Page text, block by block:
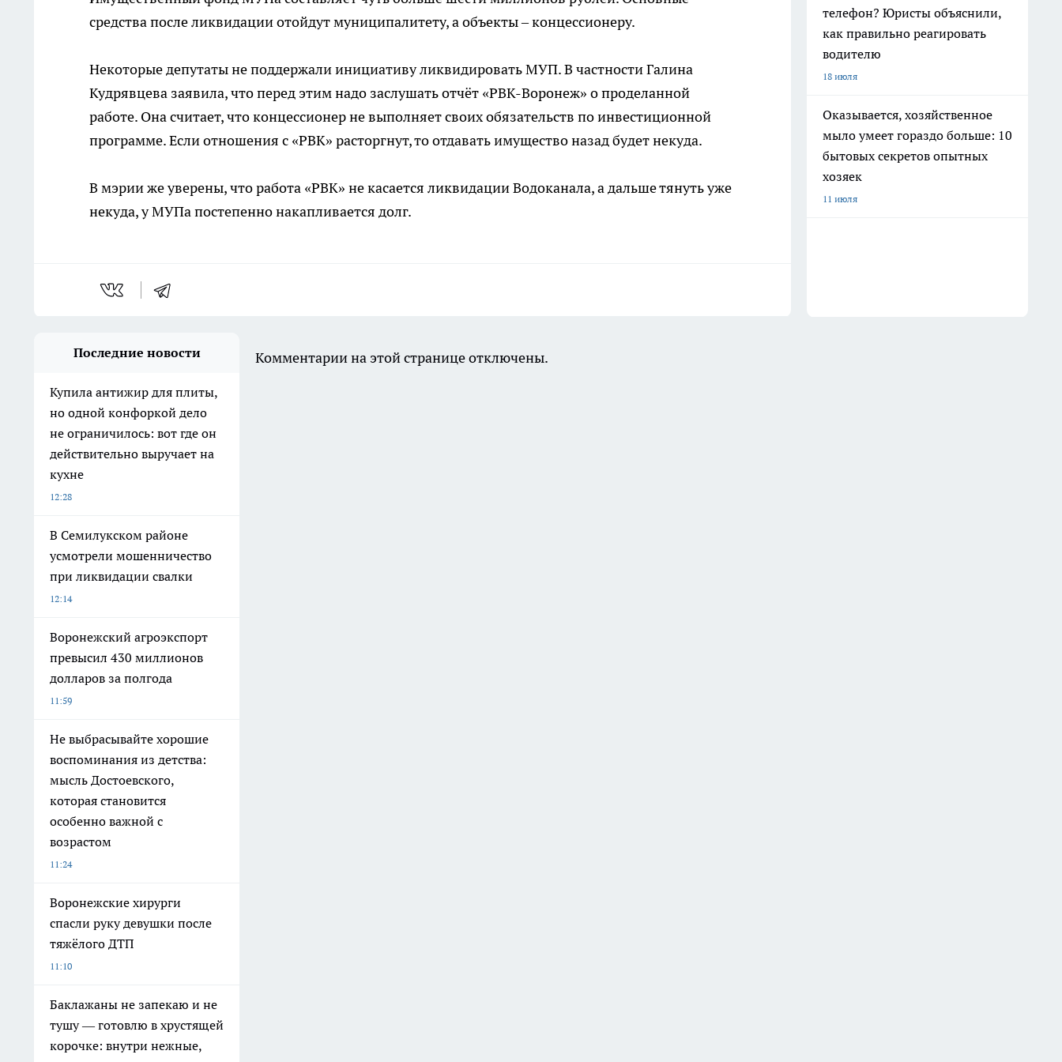
средства после ликвидации отойдут муниципалитету, а объекты – концессионеру.
Некоторые депутаты не поддержали инициативу ликвидировать МУП. В частности Галина
Кудрявцева заявила, что перед этим надо заслушать отчёт «РВК-Воронеж» о проделанной
работе. Она считает, что концессионер не выполняет своих обязательств по инвестиционной
программе. Если отношения с «РВК» расторгнут, то отдавать имущество назад будет некуда.
В мэрии же уверены, что работа «РВК» не касается ликвидации Водоканала, а дальше тянуть уже
некуда, у МУПа постепенно накапливается долг.
телефон? Юристы объяснили,
как правильно реагировать
водителю
18 июля
Оказывается, хозяйственное
мыло умеет гораздо больше: 10
бытовых секретов опытных
хозяек
11 июля
Последние новости
Купила антижир для плиты,
но одной конфоркой дело
не ограничилось: вот где он
действительно выручает на
кухне
12:28
В Семилукском районе
усмотрели мошенничество
при ликвидации свалки
12:14
Воронежский агроэкспорт
превысил 430 миллионов
долларов за полгода
11:59
Не выбрасывайте хорошие
воспоминания из детства:
мысль Достоевского,
которая становится
особенно важной с
возрастом
11:24
Воронежские хирурги
спасли руку девушки после
тяжёлого ДТП
11:10
Баклажаны не запекаю и не
тушу — готовлю в хрустящей
корочке: внутри нежные,
Комментарии на этой странице отключены.